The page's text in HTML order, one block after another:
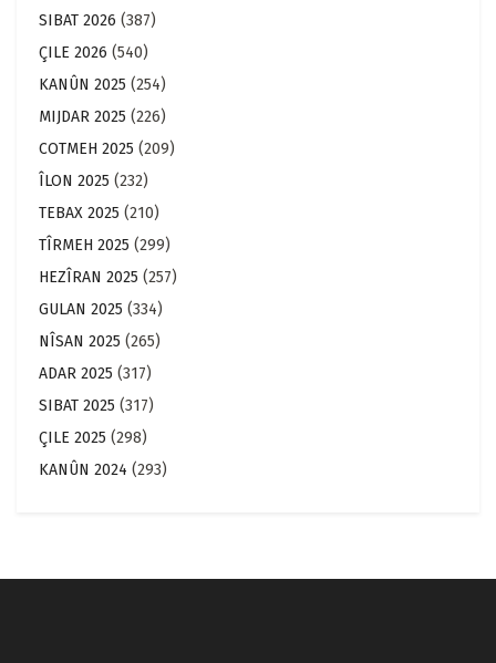
SIBAT 2026 (387)
ÇILE 2026 (540)
KANÛN 2025 (254)
MIJDAR 2025 (226)
COTMEH 2025 (209)
ÎLON 2025 (232)
TEBAX 2025 (210)
TÎRMEH 2025 (299)
HEZÎRAN 2025 (257)
GULAN 2025 (334)
NÎSAN 2025 (265)
ADAR 2025 (317)
SIBAT 2025 (317)
ÇILE 2025 (298)
KANÛN 2024 (293)